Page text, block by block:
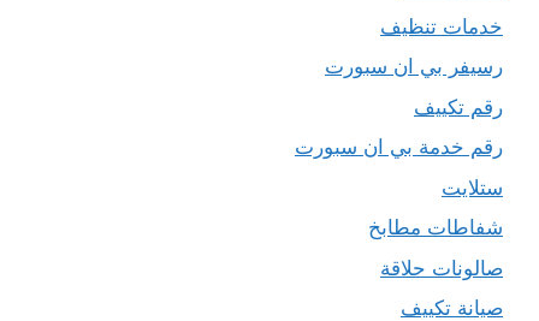
خدمات تنظيف
رسيفر بي ان سبورت
رقم تكييف
رقم خدمة بي ان سبورت
ستلايت
شفاطات مطابخ
صالونات حلاقة
صيانة تكييف